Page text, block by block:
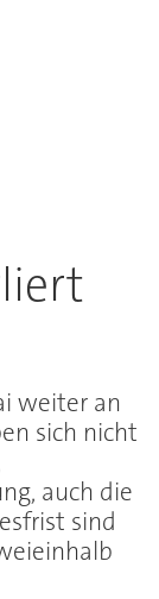
weiter an
sich nicht
auch die
sind